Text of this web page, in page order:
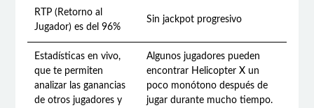
RTP (Retorno al
Jugador) es del 96%
Sin jackpot progresivo
Estadísticas en vivo,
que te permiten
analizar las ganancias
de otros jugadores y
Algunos jugadores pueden
encontrar Helicopter X un
poco monótono después de
jugar durante mucho tiempo.